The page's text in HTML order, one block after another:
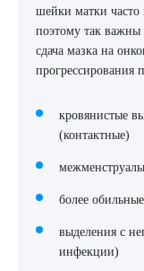
шейки матки
поэтому так важны
сдача мазка на
прогрессирования
кровянистые
(контактные)
более
выделения с
инфекции)